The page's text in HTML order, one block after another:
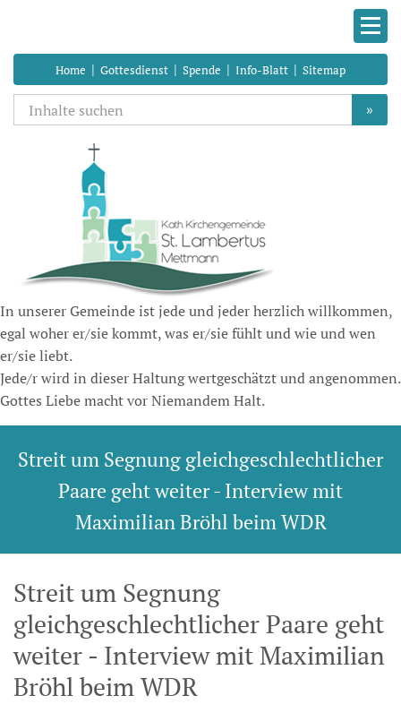
Home | Gottesdienst | Spende | Info-Blatt | Sitemap
»
In unserer Gemeinde ist jede und jeder herzlich willkommen,
egal woher er/sie kommt, was er/sie fühlt und wie und wen
er/sie liebt.
Jede/r wird in dieser Haltung wertgeschätzt und angenommen.
Gottes Liebe macht vor Niemandem Halt.
Streit um Segnung gleichgeschlechtlicher
Paare geht weiter - Interview mit
Maximilian Bröhl beim WDR
Streit um Segnung
gleichgeschlechtlicher Paare geht
weiter - Interview mit Maximilian
Bröhl beim WDR